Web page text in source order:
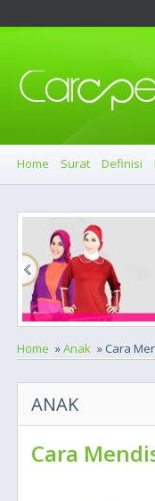
Home Surat Definisi
Home »Anak » Cara
ANAK
Cara